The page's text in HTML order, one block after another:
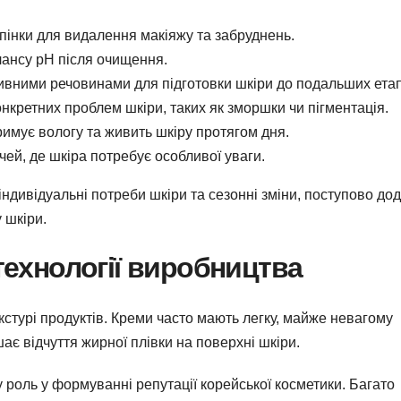
для видалення макіяжу та забруднень.
pH після очищення.
речовинами для підготовки шкіри до подальших
проблем шкіри, таких як зморшки чи пігментація.
вологу та живить шкіру протягом дня.
де шкіра потребує особливої уваги.
потреби шкіри та сезонні зміни, поступово
шкіри.
виробництва
продуктів. Креми часто мають легку, майже невагому
відчуття жирної плівки на поверхні шкіри.
у формуванні репутації корейської косметики. Багато